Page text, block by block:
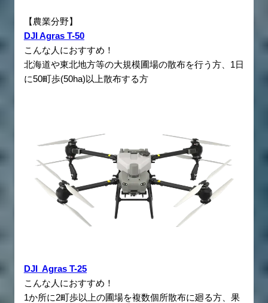
【農業分野】
DJI Agras T-50
こんな人におすすめ！
北海道や東北地方等の大規模圃場の散布を行う方、1日
に50町歩(50ha)以上散布する方
DJI Agras T-25
こんな人におすすめ！
1か所に2町歩以上の圃場を複数個所散布に廻る方、果